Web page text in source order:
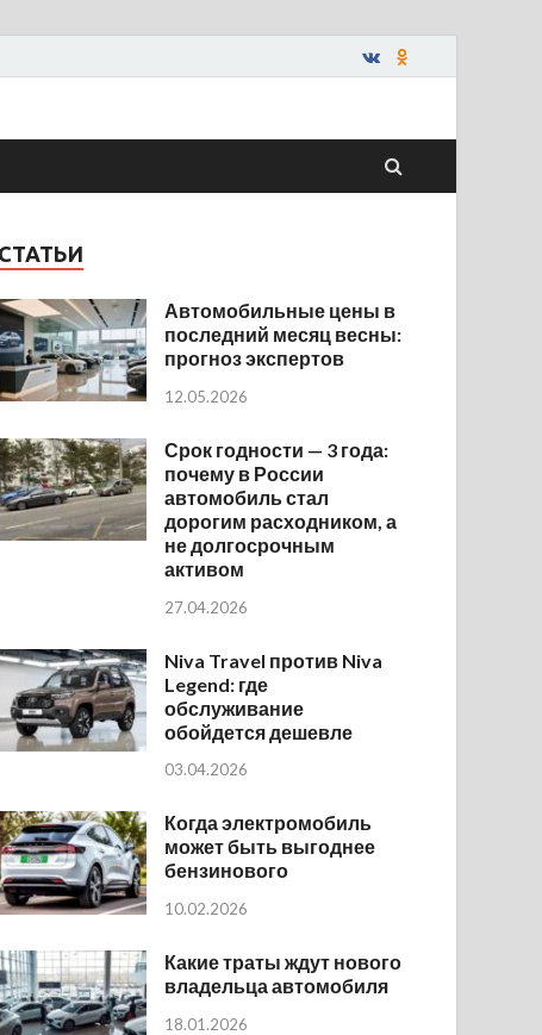
СТАТЬИ
Автомобильные цены в
последний месяц весны:
прогноз экспертов
12.05.2026
Срок годности — 3 года:
почему в России
автомобиль стал
дорогим расходником, а
не долгосрочным
активом
27.04.2026
Niva Travel против Niva
Legend: где
обслуживание
обойдется дешевле
03.04.2026
Когда электромобиль
может быть выгоднее
бензинового
10.02.2026
Какие траты ждут нового
владельца автомобиля
18.01.2026